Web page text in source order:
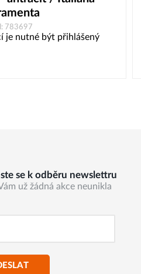
783697
je nutné být přihlášený
se k odběru newslettru
už žádná akce neunikla